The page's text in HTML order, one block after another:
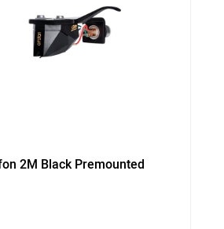
2M Black Premounted